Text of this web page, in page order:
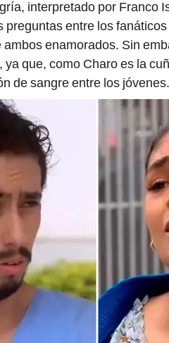
interpretado por Franco
preguntas entre los
enamorados. Sin
ya que, como Charo es la
de sangre entre los jóvenes.